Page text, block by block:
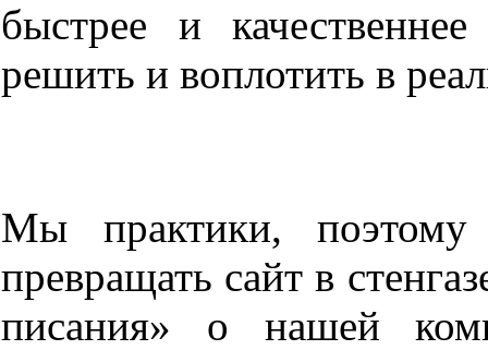
быстрее и
решить и воплотить в
Мы практики,
превращать сайт в
писания» о нашей